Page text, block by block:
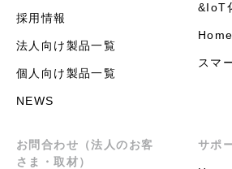
採用情報
法人向け製品一覧
個人向け製品一覧
NEWS
&IoT
スマ
お問合わせ（法人のお客
さま・取材）
サポ